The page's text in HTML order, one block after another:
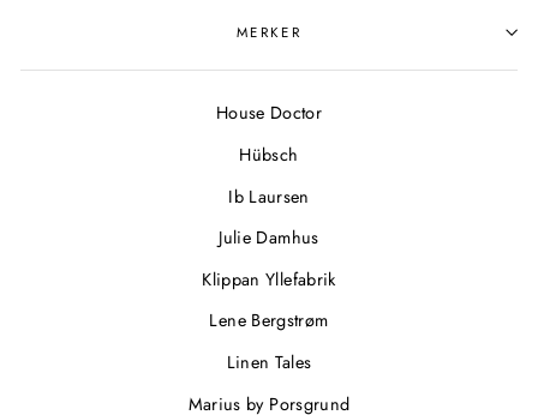
MERKER
House Doctor
Hübsch
Ib Laursen
Julie Damhus
Klippan Yllefabrik
Lene Bergstrøm
Linen Tales
Marius by Porsgrund